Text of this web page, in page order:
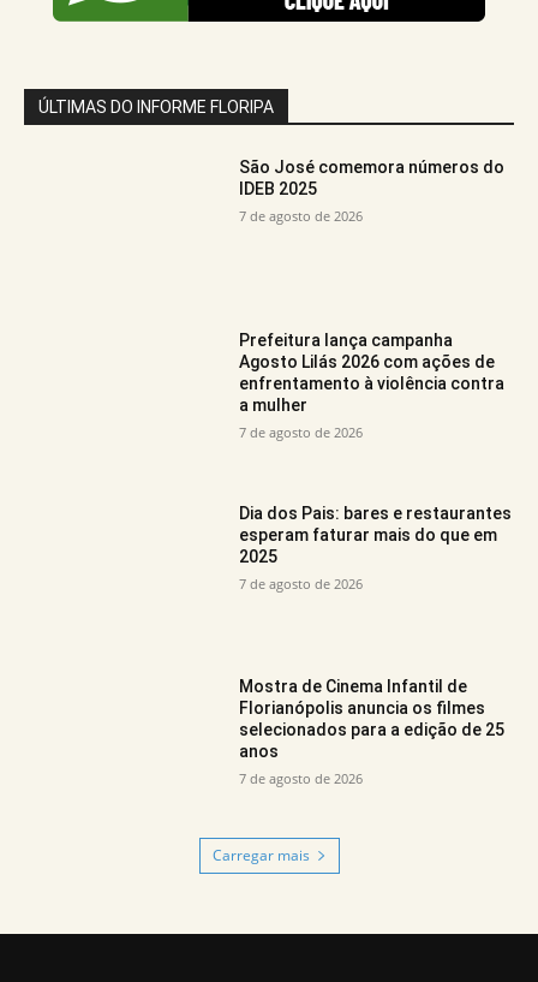
ÚLTIMAS DO INFORME FLORIPA
São José comemora números do
IDEB 2025
7 de agosto de 2026
Prefeitura lança campanha
Agosto Lilás 2026 com ações de
enfrentamento à violência contra
a mulher
7 de agosto de 2026
Dia dos Pais: bares e restaurantes
esperam faturar mais do que em
2025
7 de agosto de 2026
Mostra de Cinema Infantil de
Florianópolis anuncia os filmes
selecionados para a edição de 25
anos
7 de agosto de 2026
Carregar mais